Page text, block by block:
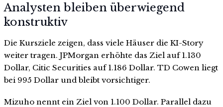
Analysten bleiben überwiegend
konstruktiv
Die Kursziele zeigen, dass viele Häuser die KI-Story
weiter tragen. JPMorgan erhöhte das Ziel auf 1.130
Dollar, Citic Securities auf 1.186 Dollar. TD Cowen liegt
bei 995 Dollar und bleibt vorsichtiger.
Mizuho nennt ein Ziel von 1.100 Dollar. Parallel dazu